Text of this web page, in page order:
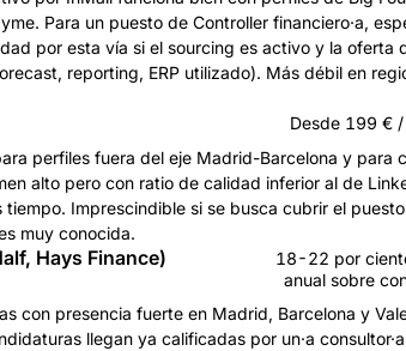
Para un puesto de Controller financiero·a,
por esta vía si el sourcing es activo y la oferta
reporting, ERP utilizado). Más débil en
Desde 199 €
perfiles fuera del eje Madrid-Barcelona y para
alto pero con ratio de calidad inferior al de
Imprescindible si se busca cubrir el
muy conocida.
Hays Finance)
18-22 por
anual sobre
con presencia fuerte en Madrid, Barcelona y
llegan ya calificadas por un·a